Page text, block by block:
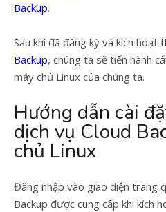
Backup.
Sau khi đã đăng ký và kích hoạt
Backup, chúng ta sẽ tiến hành
máy chủ Linux của chúng ta.
Hướng dẫn cài
dịch vụ Cloud
chủ Linux
Đăng nhập vào giao diện trang
Backup được cung cấp khi kích